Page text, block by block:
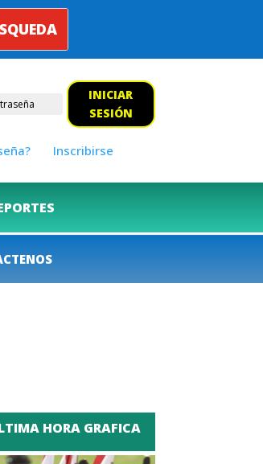
INICIAR
SESIÓN
Inscribirse
HORA GRAFICA